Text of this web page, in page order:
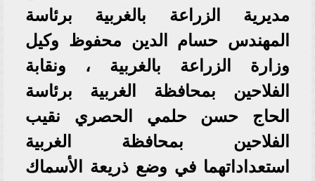
مديرية الزراعة بالغربية برئاسة
المهندس حسام الدين محفوظ وكيل
وزارة الزراعة بالغربية ، ونقابة
الفلاحين بمحافظة الغربية برئاسة
الحاج حسن حلمي الحصري نقيب
الفلاحين بمحافظة الغربية
استعداداتهما في وضع ذريعة الأسماك